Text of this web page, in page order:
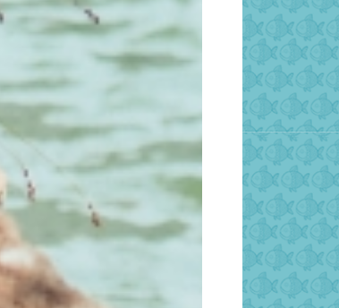
VIŠE INFORMACIJA
VIŠE INFORMACIJA